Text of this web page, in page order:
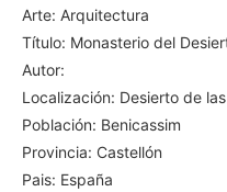
Arte: Arquitectura
Título: Monasterio del
Autor:
Localización: Desierto de
Población: Benicassim
Provincia: Castellón
Pais: España